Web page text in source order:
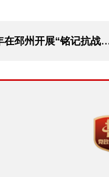
战历史、凝聚奋进力量”寻访活动